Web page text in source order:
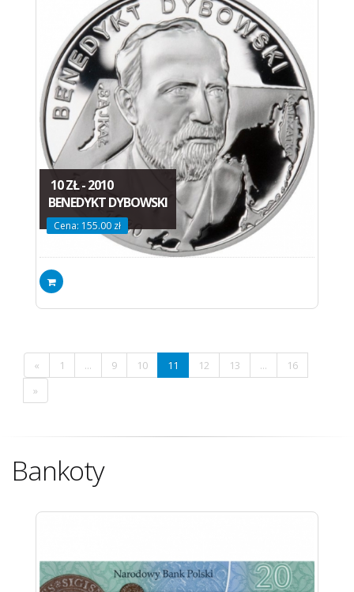
10 ZŁ - 2010
BENEDYKT DYBOWSKI
Cena: 155.00 zł
« 1 ... 9 10 11 12 13 ...
16
»
Bankoty